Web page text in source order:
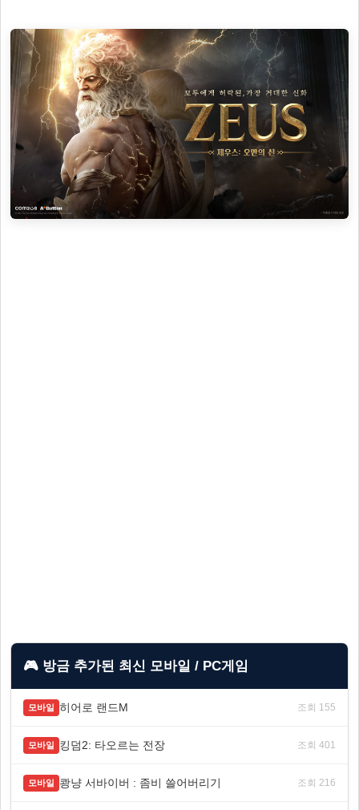
🎮 방금 추가된 최신 모바일 / PC게임
모바일 히어로 랜드M 조회 155
모바일 킹덤2: 타오르는 전장 조회 401
모바일 쾅냥 서바이버 : 좀비 쓸어버리기 조회 216